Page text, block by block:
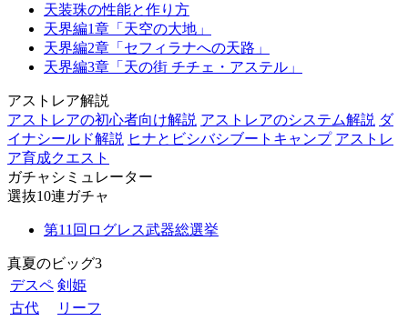
天装珠の性能と作り方
天界編1章「天空の大地」
天界編2章「セフィラナへの天路」
天界編3章「天の街 チチェ・アステル」
アストレア解説
アストレアの初心者向け解説 アストレアのシステム解説 ダ
イナシールド解説 ヒナとビシバシブートキャンプ アストレ
ア育成クエスト
ガチャシミュレーター
選抜10連ガチャ
第11回ログレス武器総選挙
真夏のビッグ3
デスペ 剣姫
古代
リーフ